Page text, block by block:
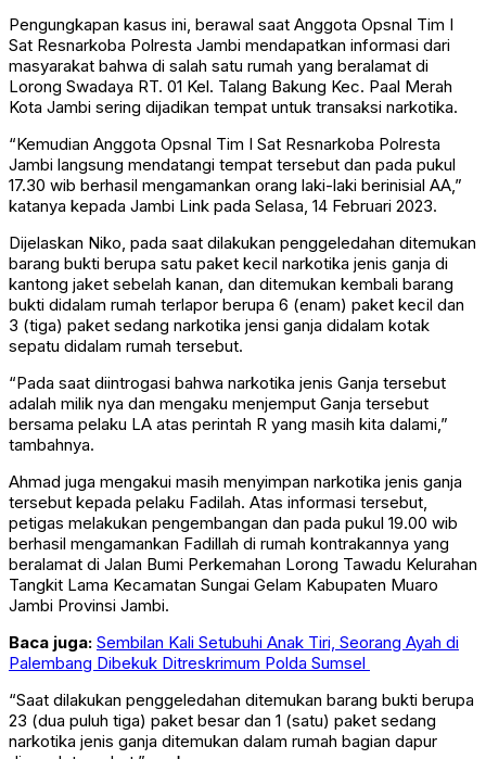
Pengungkapan kasus ini, berawal saat Anggota Opsnal Tim I
Sat Resnarkoba Polresta Jambi mendapatkan informasi dari
masyarakat bahwa di salah satu rumah yang beralamat di
Lorong Swadaya RT. 01 Kel. Talang Bakung Kec. Paal Merah
Kota Jambi sering dijadikan tempat untuk transaksi narkotika.
“Kemudian Anggota Opsnal Tim I Sat Resnarkoba Polresta
Jambi langsung mendatangi tempat tersebut dan pada pukul
17.30 wib berhasil mengamankan orang laki-laki berinisial AA,”
katanya kepada Jambi Link pada Selasa, 14 Februari 2023.
Dijelaskan Niko, pada saat dilakukan penggeledahan ditemukan
barang bukti berupa satu paket kecil narkotika jenis ganja di
kantong jaket sebelah kanan, dan ditemukan kembali barang
bukti didalam rumah terlapor berupa 6 (enam) paket kecil dan
3 (tiga) paket sedang narkotika jensi ganja didalam kotak
sepatu didalam rumah tersebut.
“Pada saat diintrogasi bahwa narkotika jenis Ganja tersebut
adalah milik nya dan mengaku menjemput Ganja tersebut
bersama pelaku LA atas perintah R yang masih kita dalami,”
tambahnya.
Ahmad juga mengakui masih menyimpan narkotika jenis ganja
tersebut kepada pelaku Fadilah. Atas informasi tersebut,
petigas melakukan pengembangan dan pada pukul 19.00 wib
berhasil mengamankan Fadillah di rumah kontrakannya yang
beralamat di Jalan Bumi Perkemahan Lorong Tawadu Kelurahan
Tangkit Lama Kecamatan Sungai Gelam Kabupaten Muaro
Jambi Provinsi Jambi.
Baca juga: Sembilan Kali Setubuhi Anak Tiri, Seorang Ayah di
Palembang Dibekuk Ditreskrimum Polda Sumsel
“Saat dilakukan penggeledahan ditemukan barang bukti berupa
23 (dua puluh tiga) paket besar dan 1 (satu) paket sedang
narkotika jenis ganja ditemukan dalam rumah bagian dapur